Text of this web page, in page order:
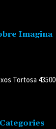
Imagina
Tortosa 43500
Categories